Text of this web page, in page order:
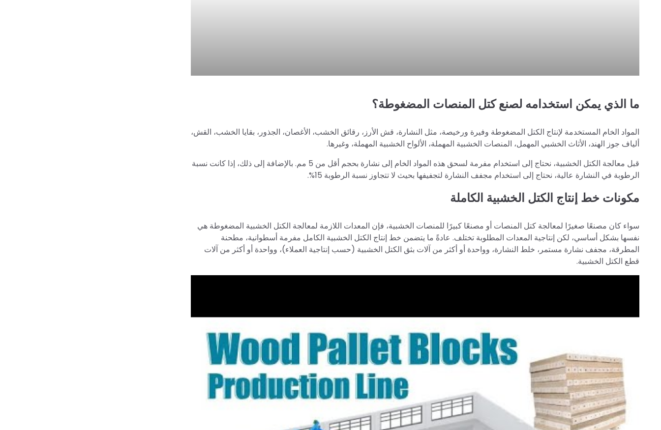
ما الذي يمكن استخدامه لصنع كتل المنصات المضغوطة؟
المواد الخام المستخدمة لإنتاج الكتل المضغوطة وفيرة ورخيصة، مثل النشارة، قش الأرز، رقائق الخشب، الأغصان، الجذور، بقايا الخشب، القش،
ألياف جوز الهند، الأثاث الخشبي المهمل، المنصات الخشبية المهملة، الألواح الخشبية المهملة، وغيرها.
قبل معالجة الكتل الخشبية، نحتاج إلى استخدام مفرمة لسحق هذه المواد الخام إلى نشارة بحجم أقل من 5 مم. بالإضافة إلى ذلك، إذا كانت نسبة
الرطوبة في النشارة عالية، نحتاج إلى استخدام مجفف النشارة لتجفيفها بحيث لا تتجاوز نسبة الرطوبة 15%.
مكونات خط إنتاج الكتل الخشبية الكاملة
سواء كان مصنعًا صغيرًا لمعالجة كتل المنصات أو مصنعًا كبيرًا للمنصات الخشبية، فإن المعدات اللازمة لمعالجة الكتل الخشبية المضغوطة هي
نفسها بشكل أساسي، لكن إنتاجية المعدات المطلوبة تختلف. عادةً ما يتضمن خط إنتاج الكتل الخشبية الكامل مفرمة أسطوانية، مطحنة
المطرقة، مجفف نشارة مستمر، خلط النشارة، وواحدة أو أكثر من آلات بثق الكتل الخشبية (حسب إنتاجية العملاء)، وواحدة أو أكثر من آلات
قطع الكتل الخشبية.